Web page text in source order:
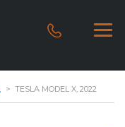
> TESLA MODEL X, 2022